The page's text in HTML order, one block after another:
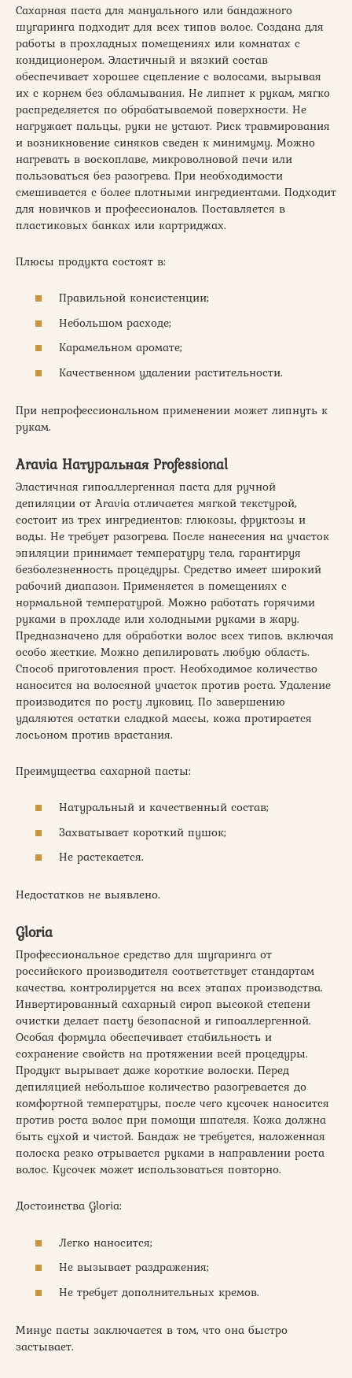
Сахарная паста для мануального или бандажного
шугаринга подходит для всех типов волос. Создана для
работы в прохладных помещениях или комнатах с
кондиционером. Эластичный и вязкий состав
обеспечивает хорошее сцепление с волосами, вырывая
их с корнем без обламывания. Не липнет к рукам, мягко
распределяется по обрабатываемой поверхности. Не
нагружает пальцы, руки не устают. Риск травмирования
и возникновение синяков сведен к минимуму. Можно
нагревать в воскоплаве, микроволновой печи или
пользоваться без разогрева. При необходимости
смешивается с более плотными ингредиентами. Подходит
для новичков и профессионалов. Поставляется в
пластиковых банках или картриджах.
Плюсы продукта состоят в:
Правильной консистенции;
Небольшом расходе;
Карамельном аромате;
Качественном удалении растительности.
При непрофессиональном применении может липнуть к
рукам.
Aravia Натуральная Professional
Эластичная гипоаллергенная паста для ручной
депиляции от Aravia отличается мягкой текстурой,
состоит из трех ингредиентов: глюкозы, фруктозы и
воды. Не требует разогрева. После нанесения на участок
эпиляции принимает температуру тела, гарантируя
безболезненность процедуры. Средство имеет широкий
рабочий диапазон. Применяется в помещениях с
нормальной температурой. Можно работать горячими
руками в прохладе или холодными руками в жару.
Предназначено для обработки волос всех типов, включая
особо жесткие. Можно депилировать любую область.
Способ приготовления прост. Необходимое количество
наносится на волосяной участок против роста. Удаление
производится по росту луковиц. По завершению
удаляются остатки сладкой массы, кожа протирается
лосьоном против врастания.
Преимущества сахарной пасты:
Натуральный и качественный состав;
Захватывает короткий пушок;
Не растекается.
Недостатков не выявлено.
Gloria
Профессиональное средство для шугаринга от
российского производителя соответствует стандартам
качества, контролируется на всех этапах производства.
Инвертированный сахарный сироп высокой степени
очистки делает пасту безопасной и гипоаллергенной.
Особая формула обеспечивает стабильность и
сохранение свойств на протяжении всей процедуры.
Продукт вырывает даже короткие волоски. Перед
депиляцией небольшое количество разогревается до
комфортной температуры, после чего кусочек наносится
против роста волос при помощи шпателя. Кожа должна
быть сухой и чистой. Бандаж не требуется, наложенная
полоска резко отрывается руками в направлении роста
волос. Кусочек может использоваться повторно.
Достоинства Gloria:
Легко наносится;
Не вызывает раздражения;
Не требует дополнительных кремов.
Минус пасты заключается в том, что она быстро
застывает.